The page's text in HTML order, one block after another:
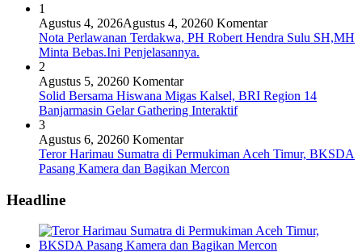
1
Agustus 4, 2026Agustus 4, 20260 Komentar
Nota Perlawanan Terdakwa, PH Robert Hendra Sulu SH,MH
Minta Bebas.Ini Penjelasannya.
2
Agustus 5, 20260 Komentar
Solid Bersama Hiswana Migas Kalsel, BRI Region 14
Banjarmasin Gelar Gathering Interaktif
3
Agustus 6, 20260 Komentar
Teror Harimau Sumatra di Permukiman Aceh Timur, BKSDA
Pasang Kamera dan Bagikan Mercon
Headline